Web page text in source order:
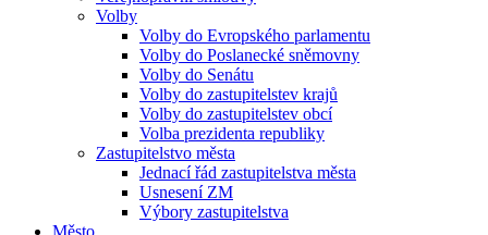
Volby
Volby do Evropského parlamentu
Volby do Poslanecké sněmovny
Volby do Senátu
Volby do zastupitelstev krajů
Volby do zastupitelstev obcí
Volba prezidenta republiky
Zastupitelstvo města
Jednací řád zastupitelstva města
Usnesení ZM
Výbory zastupitelstva
Město